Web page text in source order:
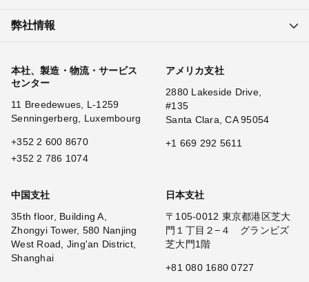
弊社情報
本社、製造・物流・サービス
センター
11 Breedewues, L-1259
Senningerberg, Luxembourg
+352 2 600 8670
+352 2 786 1074
アメリカ支社
2880 Lakeside Drive,
#135
Santa Clara, CA 95054
+1 669 292 5611
中国支社
35th floor, Building A,
Zhongyi Tower, 580 Nanjing
West Road, Jing'an District,
Shanghai
日本支社
〒105-0012 東京都港区芝大
門１丁目２−４ グランビズ
芝大門1階
+81 080 1680 0727